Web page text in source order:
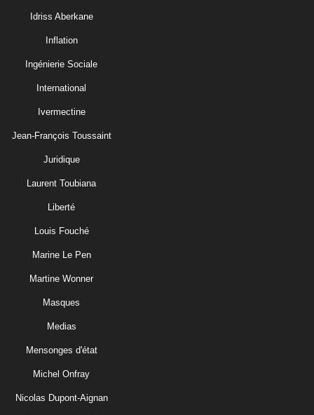
Idriss Aberkane
Inflation
Ingénierie Sociale
International
Ivermectine
Jean-François Toussaint
Juridique
Laurent Toubiana
Liberté
Louis Fouché
Marine Le Pen
Martine Wonner
Masques
Medias
Mensonges d'état
Michel Onfray
Nicolas Dupont-Aignan